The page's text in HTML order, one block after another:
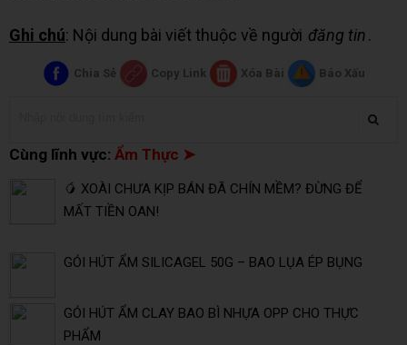
Ghi chú: Nội dung bài viết thuộc về người đăng tin.
Chia Sẻ Copy Link Xóa Bài Báo Xấu
Cùng lĩnh vực: Ẩm Thực ➤
🥭 XOÀI CHƯA KỊP BÁN ĐÃ CHÍN MỀM? ĐỪNG ĐỂ
MẤT TIỀN OAN!
GÓI HÚT ẨM SILICAGEL 50G – BAO LỤA ÉP BỤNG
GÓI HÚT ẨM CLAY BAO BÌ NHỰA OPP CHO THỰC
PHẨM